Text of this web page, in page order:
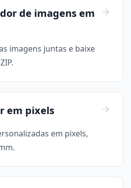
de imagens em
imagens juntas e baixe
em pixels
em pixels,